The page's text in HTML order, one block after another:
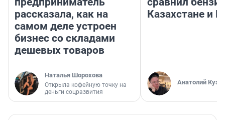
рассказала, как на
самом деле устроен
бизнес со складами
дешевых товаров
Наталья Шорохова
Открыла кофейную точку на
деньги соцразвития
Казахстане и
Анатолий